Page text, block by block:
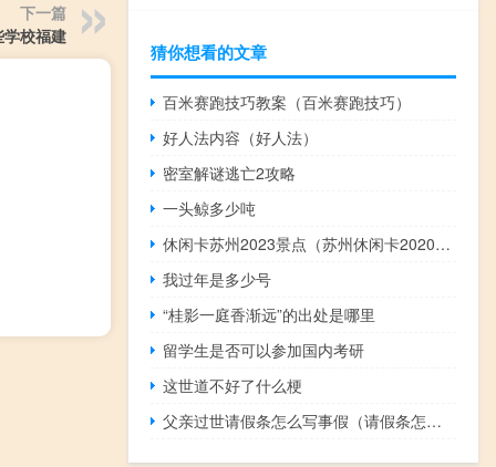
下一篇
校福建
猜你想看的文章
百米赛跑技巧教案（百米赛跑技巧）
好人法内容（好人法）
密室解谜逃亡2攻略
一头鲸多少吨
休闲卡苏州2023景点（苏州休闲卡2020年景点）
我过年是多少号
“桂影一庭香渐远”的出处是哪里
留学生是否可以参加国内考研
这世道不好了什么梗
父亲过世请假条怎么写事假（请假条怎么写事假）